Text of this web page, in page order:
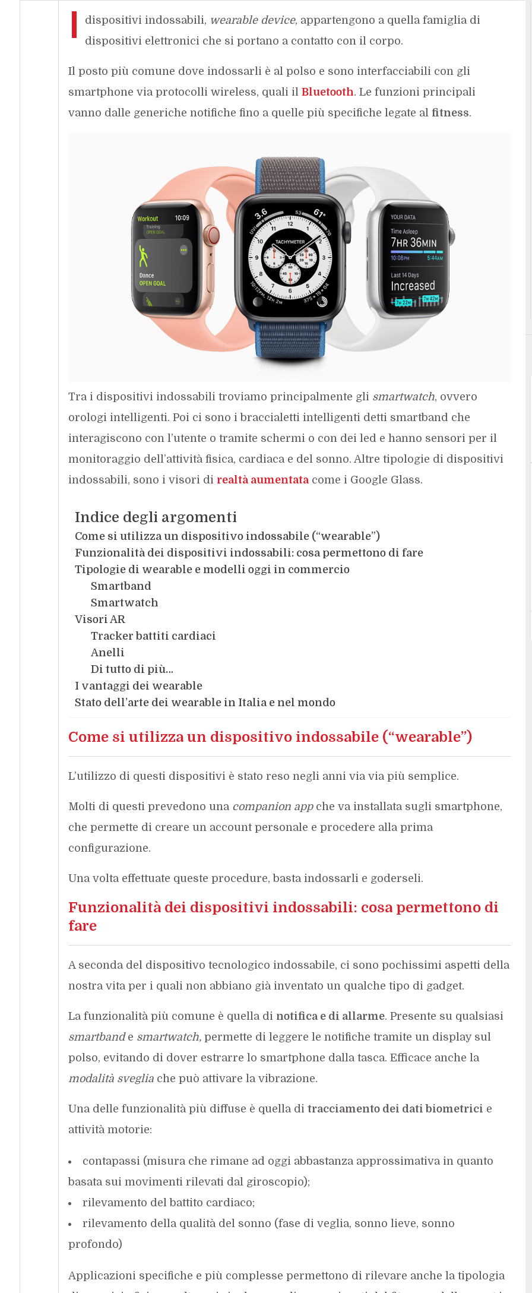
I dispositivi indossabili, wearable device, appartengono a quella famiglia di
dispositivi elettronici che si portano a contatto con il corpo.
Il posto più comune dove indossarli è al polso e sono interfacciabili con gli
smartphone via protocolli wireless, quali il Bluetooth. Le funzioni principali
vanno dalle generiche notifiche fino a quelle più specifiche legate al fitness.
Tra i dispositivi indossabili troviamo principalmente gli smartwatch, ovvero
orologi intelligenti. Poi ci sono i braccialetti intelligenti detti smartband che
interagiscono con l’utente o tramite schermi o con dei led e hanno sensori per il
monitoraggio dell’attività fisica, cardiaca e del sonno. Altre tipologie di dispositivi
indossabili, sono i visori di realtà aumentatacome i Google Glass.
Indice degli argomenti
Come si utilizza un dispositivo indossabile (“wearable”)
Funzionalità dei dispositivi indossabili: cosa permettono di fare
Tipologie di wearable e modelli oggi in commercio
Smartband
Smartwatch
Visori AR
Tracker battiti cardiaci
Anelli
Di tutto di più…
I vantaggi dei wearable
Stato dell’arte dei wearable in Italia e nel mondo
Come si utilizza un dispositivo indossabile (“wearable”)
L’utilizzo di questi dispositivi è stato reso negli anni via via più semplice.
Molti di questi prevedono una companion appche va installata sugli smartphone,
che permette di creare un account personale e procedere alla prima
configurazione.
Una volta effettuate queste procedure, basta indossarli e goderseli.
Funzionalità dei dispositivi indossabili: cosa permettono di
fare
A seconda del dispositivo tecnologico indossabile, ci sono pochissimi aspetti della
nostra vita per i quali non abbiano già inventato un qualche tipo di gadget.
La funzionalità più comune è quella di notifica e di allarme. Presente su qualsiasi
smartband e smartwatch,permette di leggere le notifiche tramite un display sul
polso, evitando di dover estrarre lo smartphone dalla tasca. Efficace anche la
modalità svegliache può attivare la vibrazione.
Una delle funzionalità più diffuse è quella di tracciamento dei dati biometrici e
attività motorie:
contapassi (misura che rimane ad oggi abbastanza approssimativa in quanto
basata sui movimenti rilevati dal giroscopio);
rilevamento del battito cardiaco;
rilevamento della qualità del sonno (fase di veglia, sonno lieve, sonno
profondo)
Applicazioni specifiche e più complesse permettono di rilevare anche la tipologia